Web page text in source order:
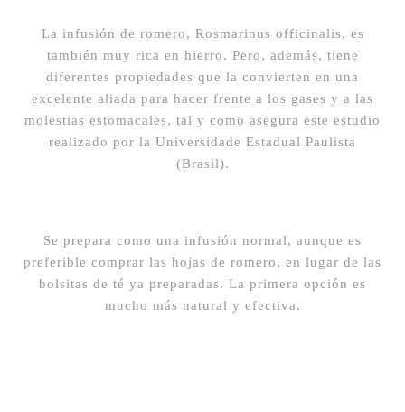
La infusión de romero, Rosmarinus officinalis, es
también muy rica en hierro. Pero, además, tiene
diferentes propiedades que la convierten en una
excelente aliada para hacer frente a los gases y a las
molestias estomacales, tal y como asegura este estudio
realizado por la Universidade Estadual Paulista
(Brasil).
Se prepara como una infusión normal, aunque es
preferible comprar las hojas de romero, en lugar de las
bolsitas de té ya preparadas. La primera opción es
mucho más natural y efectiva.